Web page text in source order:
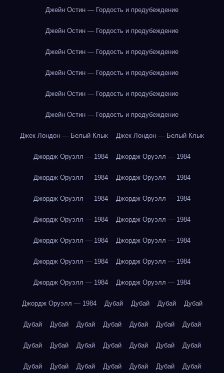
Джейн Остин — Гордость и предубеждение
Джейн Остин — Гордость и предубеждение
Джейн Остин — Гордость и предубеждение
Джейн Остин — Гордость и предубеждение
Джейн Остин — Гордость и предубеждение
Джейн Остин — Гордость и предубеждение
Джек Лондон — Белый Клык Джек Лондон — Белый Клык
Джордж Оруэлл — 1984 Джордж Оруэлл — 1984
Джордж Оруэлл — 1984 Джордж Оруэлл — 1984
Джордж Оруэлл — 1984 Джордж Оруэлл — 1984
Джордж Оруэлл — 1984 Джордж Оруэлл — 1984
Джордж Оруэлл — 1984 Джордж Оруэлл — 1984
Джордж Оруэлл — 1984 Джордж Оруэлл — 1984
Джордж Оруэлл — 1984 Джордж Оруэлл — 1984
Джордж Оруэлл — 1984 Дубай Дубай Дубай Дубай
Дубай Дубай Дубай Дубай Дубай Дубай Дубай
Дубай Дубай Дубай Дубай Дубай Дубай Дубай
Дубай Дубай Дубай Дубай Дубай Дубай Дубай